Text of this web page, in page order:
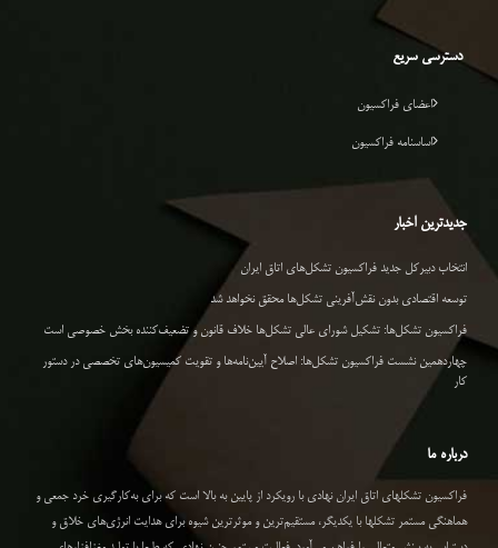
دسترسی سریع
اعضای فراکسیون
اساسنامه فراکسیون
جدیدترین اخبار
انتخاب دبیرکل جدید فراکسیون تشکل‌های اتاق ایران
توسعه اقتصادی بدون نقش‌آفرینی تشکل‌ها محقق نخواهد شد
فراکسیون تشکل‌ها: تشکیل شورای عالی تشکل‌ها خلاف قانون و تضعیف‌کننده بخش خصوصی است
چهاردهمین نشست فراکسیون تشکل‌ها: اصلاح آیین‌نامه‌ها و تقویت کمیسیون‌های تخصصی در دستور
کار
درباره ما
فراکسیون تشکلهای اتاق ایران نهادی با رویکرد از پایین به بالا است که برای به‌کارگیری خرد جمعی و
هماهنگی مستمر تشکلها با یکدیگر، مستقیم‌ترین و موثرترین شیوه برای هدایت انرژی‌های خلاق و